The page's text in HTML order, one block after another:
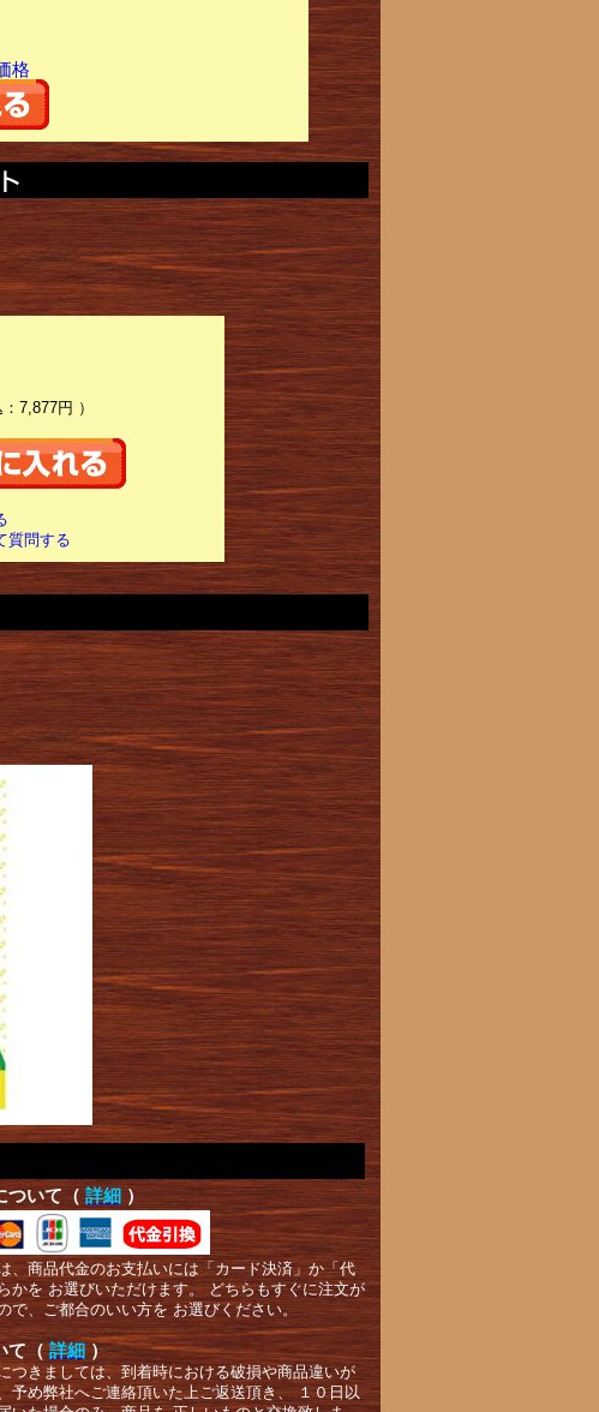
格
：7,877円 ）
質問する
ついて（ 詳細 ）
、商品代金のお支払いには「カード決済」か「代
かを お選びいただけます。 どちらもすぐに注文が
で、ご都合のいい方を お選びください。
て（ 詳細 ）
つきましては、到着時における破損や商品違いが
予め弊社へご連絡頂いた上ご返送頂き、 １０日以